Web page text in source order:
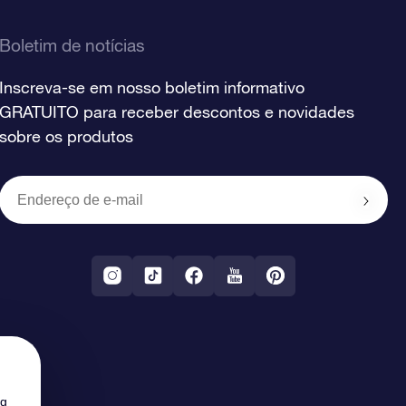
Boletim de notícias
Inscreva-se em nosso boletim informativo
GRATUITO para receber descontos e novidades
sobre os produtos